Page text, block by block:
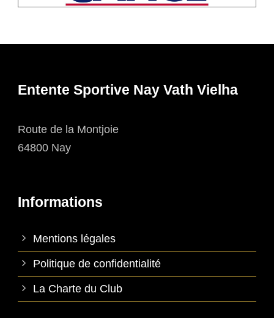
Entente Sportive Nay Vath Vielha
Route de la Montjoie
64800 Nay
Informations
Mentions légales
Politique de confidentialité
La Charte du Club